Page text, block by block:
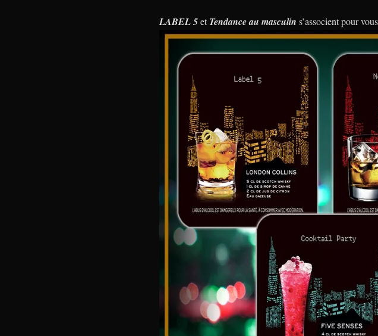
LABEL 5etTendance au masculin s’associent pour